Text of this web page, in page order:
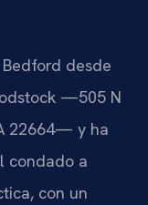
desde
—505 N
22664— y ha
condado a
con un